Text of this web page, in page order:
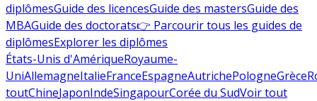
diplômesGuide des licencesGuide des mastersGuide des
MBAGuide des doctorats👉 Parcourir tous les guides de
diplômesExplorer les diplômes
États-Unis d'AmériqueRoyaume-
UniAllemagneItalieFranceEspagneAutrichePologneGrèce
toutChineJaponIndeSingapourCorée du SudVoir tout